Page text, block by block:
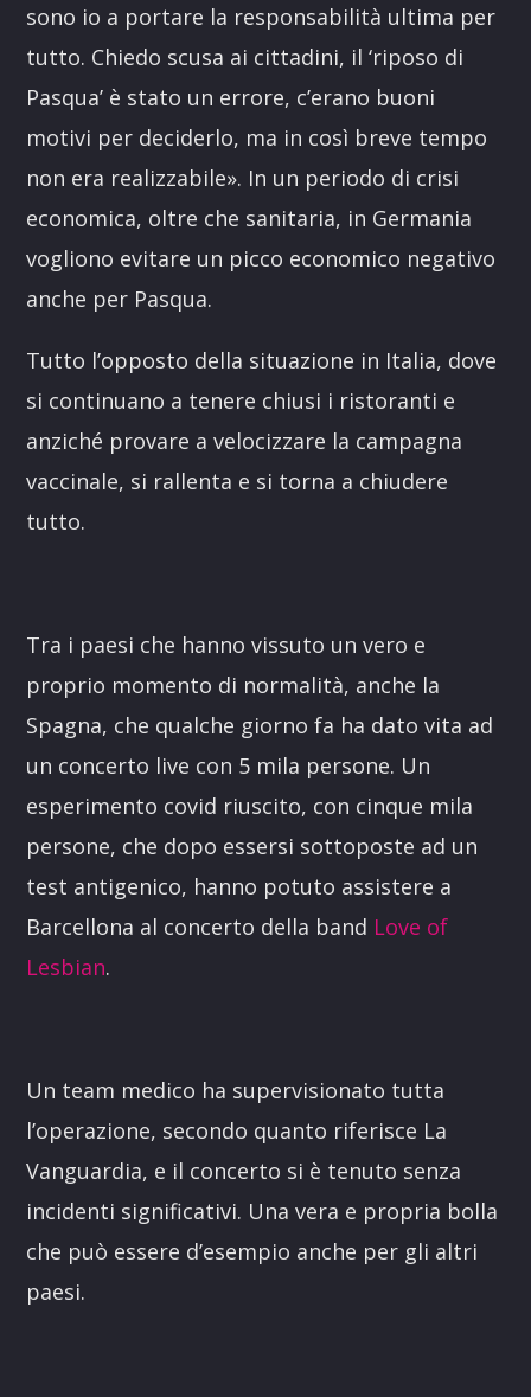
sono io a portare la responsabilità ultima per
tutto. Chiedo scusa ai cittadini, il ‘riposo di
Pasqua’ è stato un errore, c’erano buoni
motivi per deciderlo, ma in così breve tempo
non era realizzabile». In un periodo di crisi
economica, oltre che sanitaria, in Germania
vogliono evitare un picco economico negativo
anche per Pasqua.
Tutto l’opposto della situazione in Italia, dove
si continuano a tenere chiusi i ristoranti e
anziché provare a velocizzare la campagna
vaccinale, si rallenta e si torna a chiudere
tutto.
Tra i paesi che hanno vissuto un vero e
proprio momento di normalità, anche la
Spagna, che qualche giorno fa ha dato vita ad
un concerto live con 5 mila persone. Un
esperimento covid riuscito, con cinque mila
persone, che dopo essersi sottoposte ad un
test antigenico, hanno potuto assistere a
Barcellona al concerto della band Love of
Lesbian.
Un team medico ha supervisionato tutta
l’operazione, secondo quanto riferisce La
Vanguardia, e il concerto si è tenuto senza
incidenti significativi. Una vera e propria bolla
che può essere d’esempio anche per gli altri
paesi.